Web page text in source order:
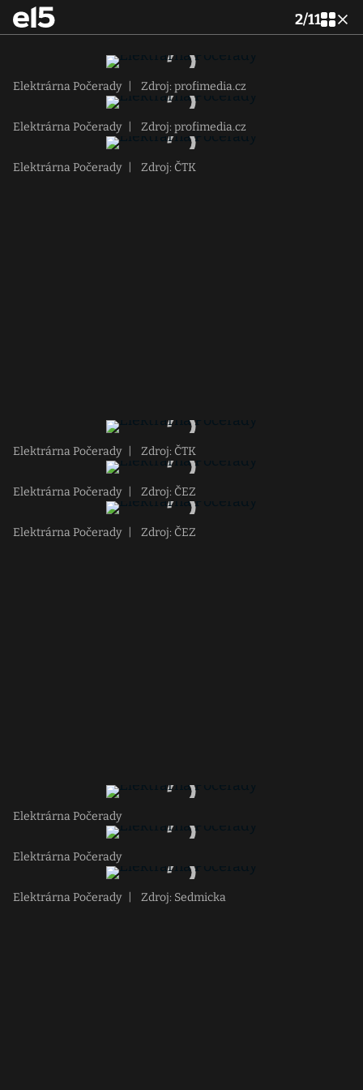
2/11
Elektrárna Počerady Zdroj: profimedia.cz
Elektrárna Počerady Zdroj: profimedia.cz
Elektrárna Počerady Zdroj: ČTK
Elektrárna Počerady Zdroj: ČTK
Elektrárna Počerady Zdroj: ČEZ
Elektrárna Počerady Zdroj: ČEZ
Elektrárna Počerady
Elektrárna Počerady
Elektrárna Počerady Zdroj: Sedmicka